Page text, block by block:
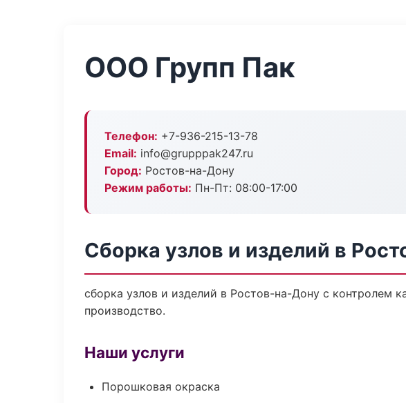
ООО Групп Пак
Телефон: +7-936-215-13-78
Email: info@grupppak247.ru
Город: Ростов-на-Дону
Режим работы: Пн-Пт: 08:00-17:00
Сборка узлов и изделий в
сборка узлов и изделий в Ростов-на-Дону с контролем
производство.
Наши услуги
Порошковая окраска